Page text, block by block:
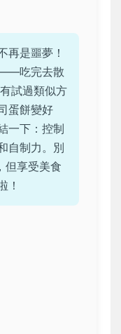
再是噩夢！
——吃完去散
試過類似方
蛋餅變好
一下：控制
自制力。別
但享受美食
！